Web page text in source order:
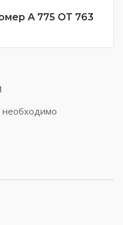
А 775 ОТ 763
необходимо